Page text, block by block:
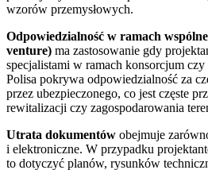
wzorów przemysłowych.
Odpowiedzialność w ramach
venture) ma zastosowanie gdy
specjalistami w ramach konsorcjum czy
Polisa pokrywa odpowiedzialność za
przez ubezpieczonego, co jest częste
rewitalizacji czy zagospodarowania
Utrata dokumentów obejmuje
i elektroniczne. W przypadku
to dotyczyć planów, rysunków